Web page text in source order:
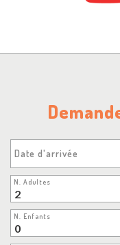
Date d'arrivée
N. Adultes
N. Enfants